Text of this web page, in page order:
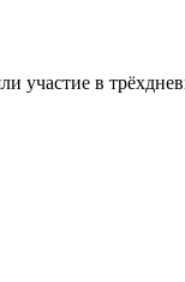
участие в